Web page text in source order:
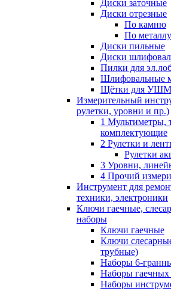
Диски заточные
Диски отрезные
По камню
По металлу
Диски пильные
Диски
Пилки для
Шлифовальные
Щётки для УШМ,
Измерительный
рулетки, уровни и пр.)
1 Мультиметры,
комплектующие
2 Рулетки и
Рулетки
3 Уровни,
4 Прочий
Инструмент для
техники, электроники
Ключи гаечные,
наборы
Ключи гаечные
Ключи
трубные)
Наборы 6-
Наборы гаечных
Наборы